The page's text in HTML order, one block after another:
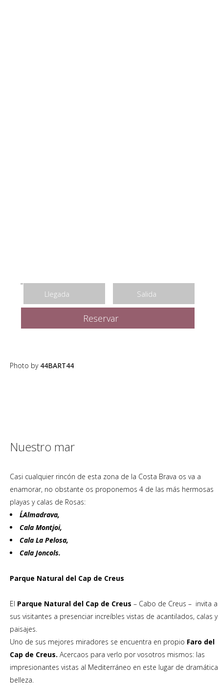
Photo by 44BART44
Nuestro mar
Casi cualquier rincón de esta zona de la Costa Brava os va a
enamorar, no obstante os proponemos 4 de las más hermosas
playas y calas de Rosas:
L´Almadrava,
Cala Montjoi,
Cala La Pelosa,
Cala Joncols.
Parque Natural del Cap de Creus
El Parque Natural del Cap de Creus – Cabo de Creus – invita a
sus visitantes a presenciar increíbles vistas de acantilados, calas y
paisajes.
Uno de sus mejores miradores se encuentra en propio Faro del
Cap de Creus. Acercaos para verlo por vosotros mismos: las
impresionantes vistas al Mediterráneo en este lugar de dramática
belleza.